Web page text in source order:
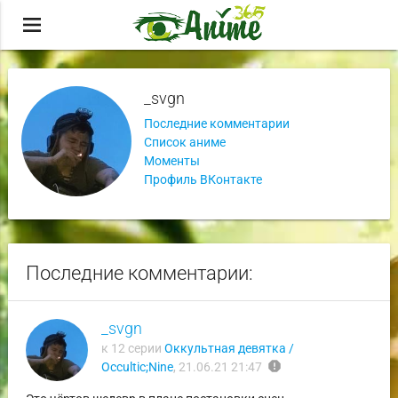
menu
_svgn
Последние комментарии
Список аниме
Моменты
Профиль ВКонтакте
Последние комментарии:
_svgn
к 12 серии Оккультная девятка /
Occultic;Nine, 21.06.21 21:47 report